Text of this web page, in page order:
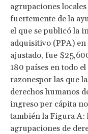
agrupaciones
fuertemente de la
el que se publicó la
adquisitivo (PPA)
ajustado, fue
180 países en todo
razonespor las que
derechos humanos
ingreso per cápita
también la Figura A:
agrupaciones de